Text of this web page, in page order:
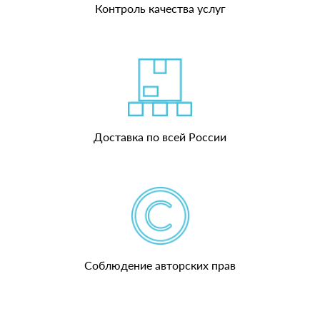
Контроль качества услуг
Доставка по всей России
Соблюдение авторских прав